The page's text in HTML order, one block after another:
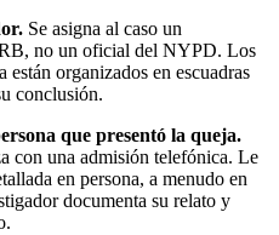
Se asigna al caso un
no un oficial del NYPD. Los
están organizados en escuadras
conclusión.
que presentó la queja.
con una admisión telefónica. Le
en persona, a menudo en
documenta su relato y